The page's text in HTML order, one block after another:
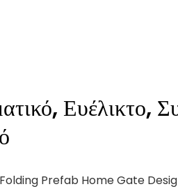
Ευέλικτο,
Prefab Home Gate